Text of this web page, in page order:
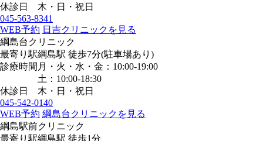
休診日
木・日・祝日
045-563-8341
WEB予約 日吉クリニックを見る
綱島台クリニック
最寄り駅綱島駅 徒歩7分(駐車場あり)
診療時間 月・火・水・金：10:00-19:00
土：10:00-18:30
休診日
木・日・祝日
045-542-0140
WEB予約 綱島台クリニックを見る
綱島駅前クリニック
最寄り駅綱島駅 徒歩1分